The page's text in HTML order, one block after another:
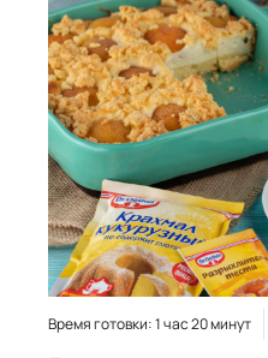
Время готовки: 1 час 20 минут